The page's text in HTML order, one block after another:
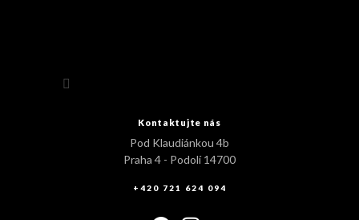
Kontaktujte nás
Pod Klaudiánkou 4b
Praha 4 - Podolí 14700
+420 721 624 094